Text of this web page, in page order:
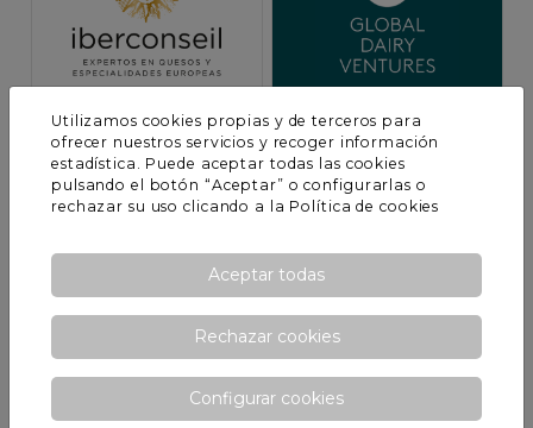
El Sol El reto de la sencillez
Branding
Health & Fitness
Branding
Utilizamos cookies propias y de terceros para
ofrecer nuestros servicios y recoger información
estadística. Puede aceptar todas las cookies
pulsando el botón “Aceptar” o configurarlas o
rechazar su uso clicando a la Política de cookies
Aceptar todas
Rechazar cookies
Configurar cookies